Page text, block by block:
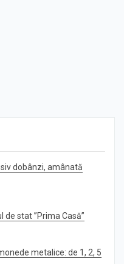
dobânzi, amânată
de stat ”Prima Casă”
metalice: de 1, 2, 5